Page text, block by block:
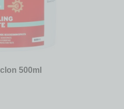
500ml